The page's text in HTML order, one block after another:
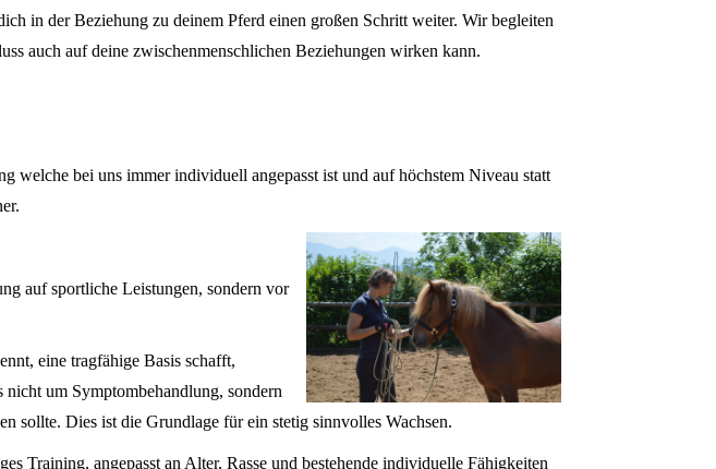
in der Beziehung zu deinem Pferd einen großen Schritt weiter. Wir begleiten
auch auf deine zwischenmenschlichen Beziehungen wirken kann.
welche bei uns immer individuell angepasst ist und auf höchstem Niveau statt
auf sportliche Leistungen, sondern vor
eine tragfähige Basis schafft,
um Symptombehandlung, sondern
sollte. Dies ist die Grundlage für ein stetig sinnvolles Wachsen.
Training, angepasst an Alter, Rasse und bestehende individuelle Fähigkeiten